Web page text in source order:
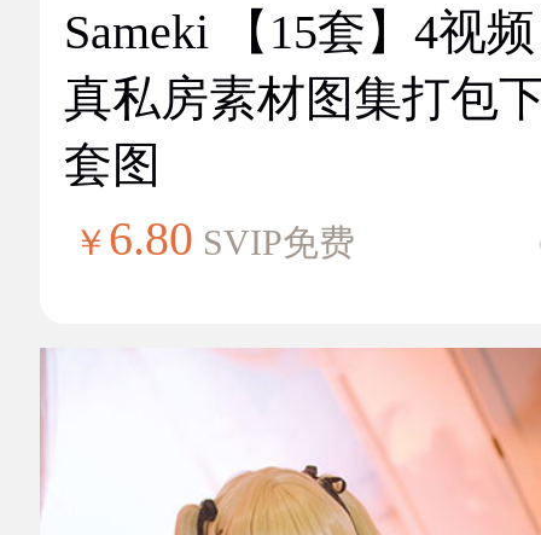
Sameki 【15套】4视
真私房素材图集打包
套图
￥ 6.80 SVIP免费